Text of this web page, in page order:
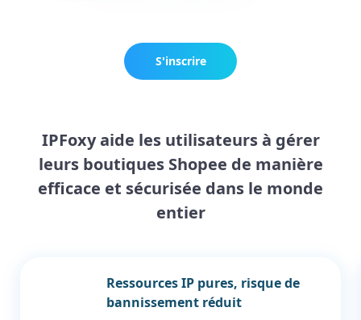
S'inscrire
IPFoxy aide les utilisateurs à gérer
leurs boutiques Shopee de manière
efficace et sécurisée dans le monde
entier
Ressources IP pures, risque de
bannissement réduit